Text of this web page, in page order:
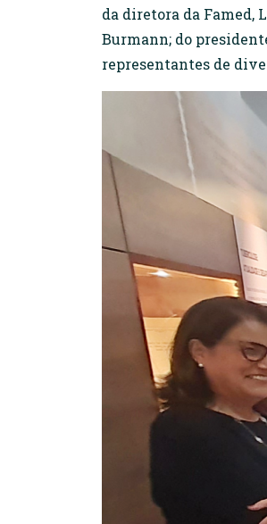
da diretora da Famed,
Burmann; do
representantes de